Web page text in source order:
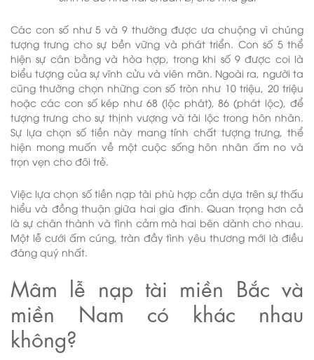
Các con số như 5 và 9 thường được ưa chuộng vì chúng
tượng trưng cho sự bền vững và phát triển. Con số 5 thể
hiện sự cân bằng và hòa hợp, trong khi số 9 được coi là
biểu tượng của sự vĩnh cửu và viên mãn. Ngoài ra, người ta
cũng thường chọn những con số tròn như 10 triệu, 20 triệu
hoặc các con số kép như 68 (lộc phát), 86 (phát lộc), để
tượng trưng cho sự thịnh vượng và tài lộc trong hôn nhân.
Sự lựa chọn số tiền này mang tính chất tượng trưng, thể
hiện mong muốn về một cuộc sống hôn nhân ấm no và
trọn vẹn cho đôi trẻ.
Việc lựa chọn số tiền nạp tài phù hợp cần dựa trên sự thấu
hiểu và đồng thuận giữa hai gia đình. Quan trọng hơn cả
là sự chân thành và tình cảm mà hai bên dành cho nhau.
Một lễ cưới ấm cúng, tràn đầy tình yêu thương mới là điều
đáng quý nhất.
Mâm lễ nạp tài miền Bắc và
miền Nam có khác nhau
không?